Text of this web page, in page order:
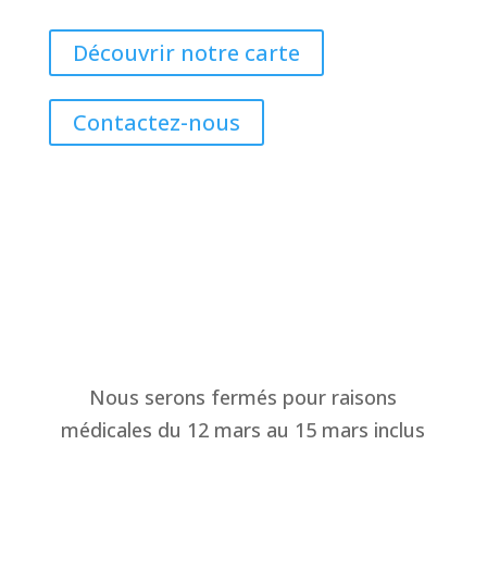
Découvrir notre carte
Contactez-nous
Nous serons fermés pour raisons
médicales du 12 mars au 15 mars inclus